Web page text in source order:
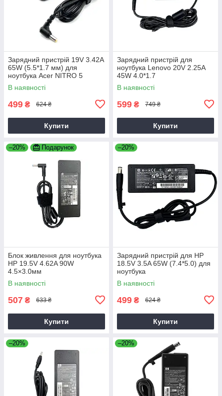
Зарядний пристрій 19V 3.42A
65W (5.5*1.7 мм) для
ноутбука Acer NITRO 5
AN515-31 65
В наявності
499 ₴ 624 ₴
Купити
Зарядний пристрій для
ноутбука Lenovo 20V 2.25A
45W 4.0*1.7
В наявності
599 ₴ 749 ₴
Купити
–20% Подарунок
Блок живлення для ноутбука
HP 19.5V 4.62A 90W
4.5×3.0мм
В наявності
507 ₴ 633 ₴
Купити
–20%
Зарядний пристрій для HP
18.5V 3.5A 65W (7.4*5.0) для
ноутбука
В наявності
499 ₴ 624 ₴
Купити
–20% –20%